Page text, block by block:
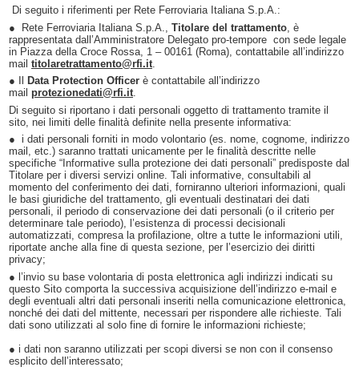
Di seguito i riferimenti per Rete Ferroviaria Italiana S.p.A.:
● Rete Ferroviaria Italiana S.p.A., Titolare del trattamento, è
rappresentata dall’Amministratore Delegato pro-tempore con sede legale
in Piazza della Croce Rossa, 1 – 00161 (Roma), contattabile all’indirizzo
mail titolaretrattamento@rfi.it.
● Il
Data Protection Officerè contattabile all’indirizzo
mail protezionedati@rfi.it.
Di seguito si riportano i dati personali oggetto di trattamento tramite il
sito, nei limiti delle finalità definite nella presente informativa:
● i dati personali forniti in modo volontario (es. nome, cognome, indirizzo
mail, etc.) saranno trattati unicamente per le finalità descritte nelle
specifiche “Informative sulla protezione dei dati personali” predisposte dal
Titolare per i diversi servizi online. Tali informative, consultabili al
momento del conferimento dei dati, forniranno ulteriori informazioni, quali
le basi giuridiche del trattamento, gli eventuali destinatari dei dati
personali, il periodo di conservazione dei dati personali (o il criterio per
determinare tale periodo), l’esistenza di processi decisionali
automatizzati, compresa la profilazione, oltre a tutte le informazioni utili,
riportate anche alla fine di questa sezione, per l’esercizio dei diritti
privacy;
● l’invio su base volontaria di posta elettronica agli indirizzi indicati su
questo Sito comporta la successiva acquisizione dell’indirizzo e-mail e
degli eventuali altri dati personali inseriti nella comunicazione elettronica,
nonché dei dati del mittente, necessari per rispondere alle richieste. Tali
dati sono utilizzati al solo fine di fornire le informazioni richieste;
● i dati non saranno utilizzati per scopi diversi se non con il consenso
esplicito dell’interessato;